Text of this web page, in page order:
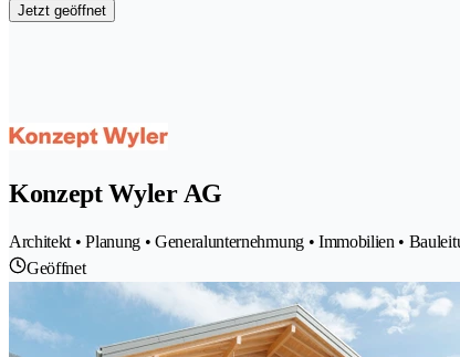
Jetzt geöffnet
Konzept Wyler AG
Architekt • Planung • Generalunternehmung • Immobilien •
Geöffnet